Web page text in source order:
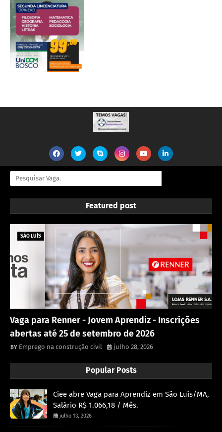
Featured post
SÃO LUÍS
Vaga para Renner - Jovem Aprendiz - Inscrições
abertas até 25 de setembro de 2026
Emprego na construção civil julho 28, 2026
Popular Posts
Ciee abre Vaga para Aprendiz em São Luís/MA,
Salário R$ 1.066,18 / Mês.
julho 13, 2026